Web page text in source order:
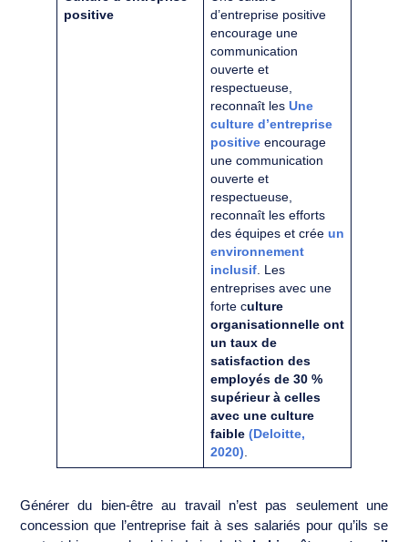
positive
d’entreprise positive
encourage une
communication
ouverte et
respectueuse,
reconnaît les Une
culture d’entreprise
positiveencourage
une communication
ouverte et
respectueuse,
reconnaît les efforts
des équipes et crée un
environnement
inclusif. Les
entreprises avec une
forte culture
organisationnelle ont
un taux de
satisfaction des
employés de 30 %
supérieur à celles
avec une culture
faible (Deloitte,
2020).
Générer du bien-être au travail n’est pas seulement une
concession que l’entreprise fait à ses salariés pour qu’ils se